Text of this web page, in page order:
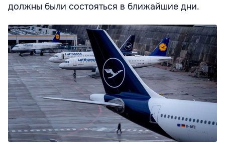
должны были состояться в ближайшие дни.